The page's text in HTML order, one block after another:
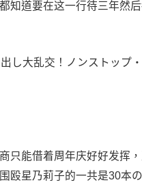
知道要在这一行待三年然
し大乱交！ノンストップ
只能借着周年庆好好发挥
殴星乃莉子的一共是30本